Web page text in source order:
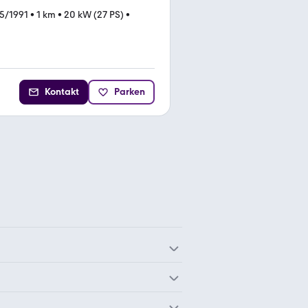
1991 • 1 km • 20 kW (27 PS) •
Kontakt Parken